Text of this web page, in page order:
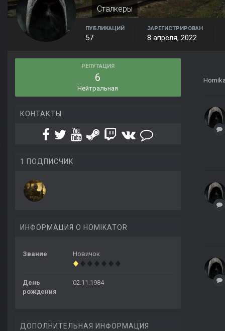
Сталкеры
ПУБЛИКАЦИЙ
57
ЗАРЕГИСТРИРОВАН
8 апреля, 2022
РЕПУТАЦИЯ
6
Нейтральная
КОНТАКТЫ
1 ПОДПИСЧИК
ИНФОРМАЦИЯ О HOMIKATOR
Звание Новичок
День
рождения
02.11.1984
ДОПОЛНИТЕЛЬНАЯ ИНФОРМАЦИЯ